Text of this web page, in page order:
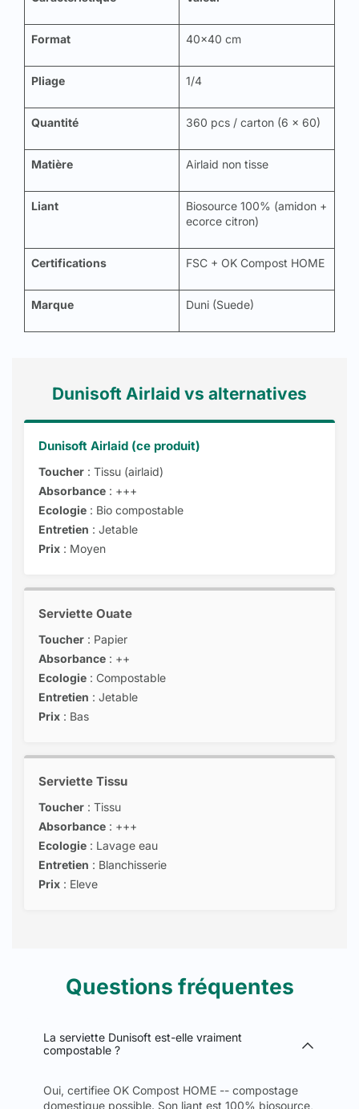
Format 40x40 cm
Pliage 1/4
Quantité 360 pcs / carton (6 x 60)
Matière Airlaid non tisse
Liant
Biosource 100% (amidon +
ecorce citron)
Certifications FSC + OK Compost HOME
Marque Duni (Suede)
Dunisoft Airlaid vs alternatives
Dunisoft Airlaid (ce produit)
Toucher : Tissu (airlaid)
Absorbance : +++
Ecologie : Bio compostable
Entretien : Jetable
Prix : Moyen
Serviette Ouate
Toucher : Papier
Absorbance : ++
Ecologie : Compostable
Entretien : Jetable
Prix : Bas
Serviette Tissu
Toucher : Tissu
Absorbance : +++
Ecologie : Lavage eau
Entretien : Blanchisserie
Prix : Eleve
Questions fréquentes
La serviette Dunisoft est-elle vraiment
compostable ?
Oui, certifiee OK Compost HOME -- compostage
domestique possible. Son liant est 100% biosource,